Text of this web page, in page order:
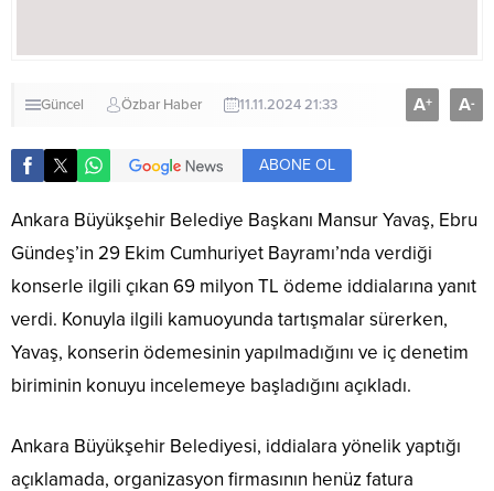
Güncel Özbar Haber 11.11.2024 21:33 A+ A-
ABONE OL
Ankara Büyükşehir Belediye Başkanı Mansur Yavaş, Ebru
Gündeş’in 29 Ekim Cumhuriyet Bayramı’nda verdiği
konserle ilgili çıkan 69 milyon TL ödeme iddialarına yanıt
verdi. Konuyla ilgili kamuoyunda tartışmalar sürerken,
Yavaş, konserin ödemesinin yapılmadığını ve iç denetim
biriminin konuyu incelemeye başladığını açıkladı.
Ankara Büyükşehir Belediyesi, iddialara yönelik yaptığı
açıklamada, organizasyon firmasının henüz fatura